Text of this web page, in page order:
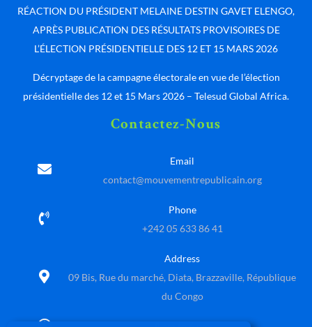
RÉACTION DU PRÉSIDENT MELAINE DESTIN GAVET ELENGO,
APRÈS PUBLICATION DES RÉSULTATS PROVISOIRES DE
L’ÉLECTION PRÉSIDENTIELLE DES 12 ET 15 MARS 2026
Décryptage de la campagne électorale en vue de l’élection
présidentielle des 12 et 15 Mars 2026 – Telesud Global Africa.
Contactez-Nous
Email
contact@mouvementrepublicain.org
Phone
+242 05 633 86 41
Address
09 Bis, Rue du marché, Diata, Brazzaville, République
du Congo